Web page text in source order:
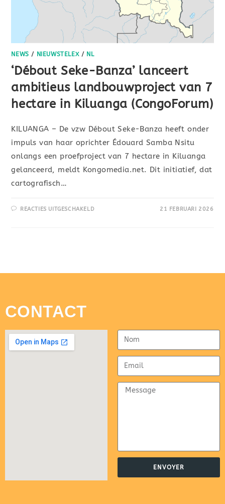
NEWS / NIEUWSTELEX/ NL
‘Débout Seke-Banza’ lanceert
ambitieus landbouwproject van 7
hectare in Kiluanga (CongoForum)
KILUANGA – De vzw Débout Seke-Banza heeft onder
impuls van haar oprichter Édouard Samba Nsitu
onlangs een proefproject van 7 hectare in Kiluanga
gelanceerd, meldt Kongomedia.net. Dit initiatief, dat
cartografisch…
REACTIES UITGESCHAKELD 21 FEBRUARI 2026
CONTACT
ENVOYER